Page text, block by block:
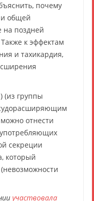
почему
общей
на поздней
к эффектам
и тахикардия,
(из группы
отнести
секреции
который
участвовала